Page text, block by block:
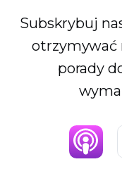
Subskrybuj
otrzymywać
porady